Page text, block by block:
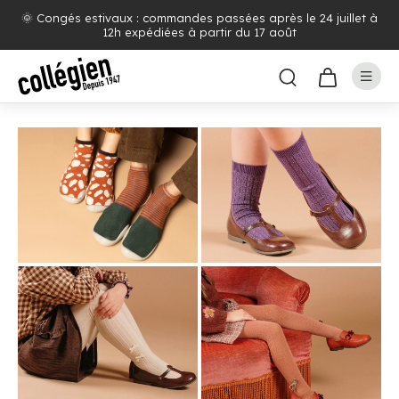
🌞 Congés estivaux : commandes passées après le 24 juillet à
12h expédiées à partir du 17 août
CHAUSSONS CHAUSSETTES